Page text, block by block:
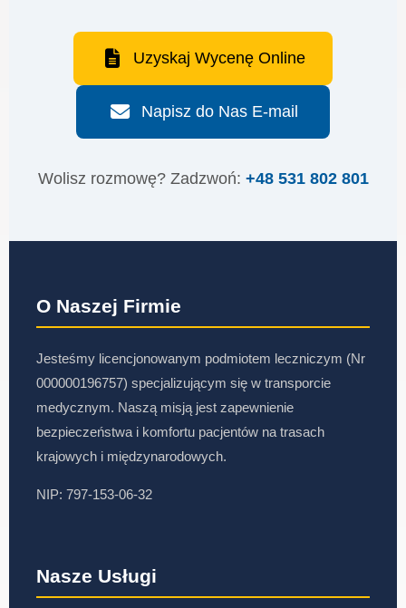
Uzyskaj Wycenę Online
Napisz do Nas E-mail
Wolisz rozmowę? Zadzwoń: +48 531 802 801
O Naszej Firmie
Jesteśmy licencjonowanym podmiotem leczniczym (Nr
000000196757) specjalizującym się w transporcie
medycznym. Naszą misją jest zapewnienie
bezpieczeństwa i komfortu pacjentów na trasach
krajowych i międzynarodowych.
NIP: 797-153-06-32
Nasze Usługi